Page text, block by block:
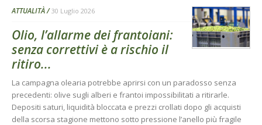
ATTUALITÀ 30 Luglio 2026
Olio, l’allarme dei frantoiani:
senza correttivi è a rischio il
ritiro...
La campagna olearia potrebbe aprirsi con un paradosso senza
precedenti: olive sugli alberi e frantoi impossibilitati a ritirarle.
Depositi saturi, liquidità bloccata e prezzi crollati dopo gli acquisti
della scorsa stagione mettono sotto pressione l’anello più fragile